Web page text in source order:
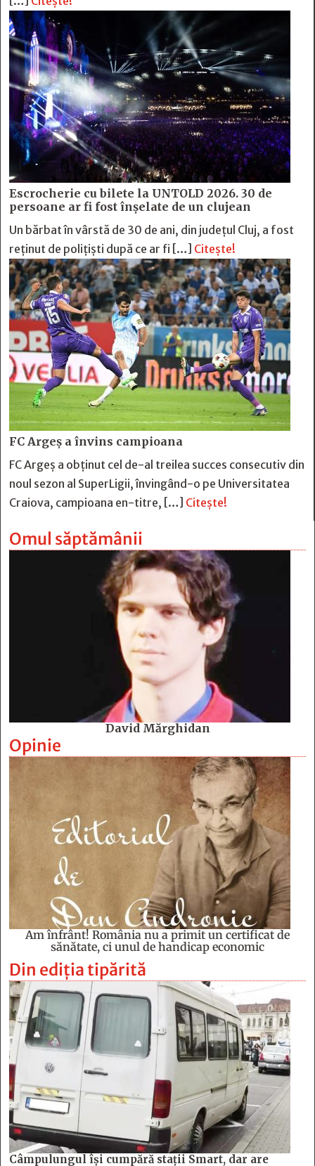
Escrocherie cu bilete la UNTOLD 2026. 30 de
persoane ar fi fost înșelate de un clujean
Un bărbat în vârstă de 30 de ani, din județul Cluj, a fost
reținut de polițiști după ce ar fi […] Citește!
FC Argeş a învins campioana
FC Argeş a obţinut cel de-al treilea succes consecutiv din
noul sezon al SuperLigii, învingând-o pe Universitatea
Craiova, campioana en-titre, […] Citește!
Omul săptămânii
David Mărghidan
Opinie
Am înfrânt! România nu a primit un certificat de
sănătate, ci unul de handicap economic
Din ediția tipărită
Câmpulungul îşi cumpără staţii Smart, dar are